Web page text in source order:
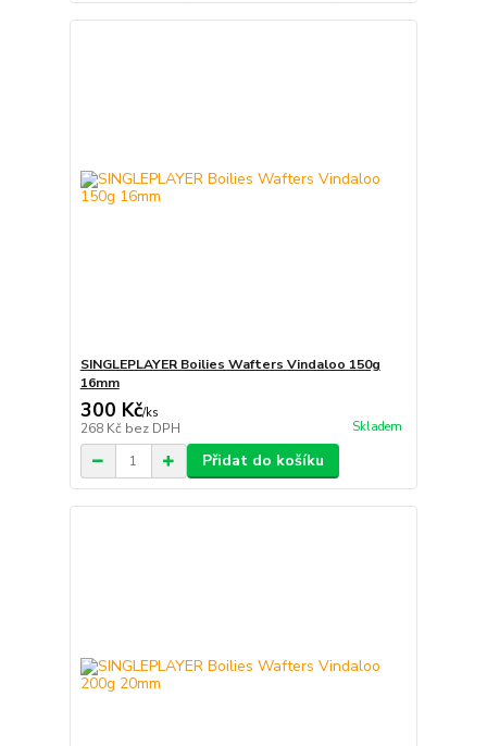
SINGLEPLAYER Boilies Wafters Vindaloo 150g
16mm
300 Kč/ks
268 Kč bez DPH Skladem
Přidat do košíku